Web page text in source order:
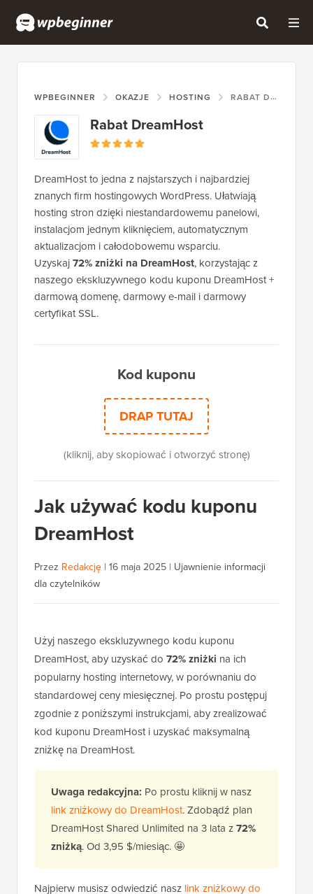
WPBEGINNER OKAZJE HOSTING RABAT DREAMHOST
Rabat DreamHost
DreamHost to jedna z najstarszych i najbardziej
znanych firm hostingowych WordPress. Ułatwiają
hosting stron dzięki niestandardowemu panelowi,
instalacjom jednym kliknięciem, automatycznym
aktualizacjom i całodobowemu wsparciu.
Uzyskaj72% zniżki na DreamHost, korzystając z
naszego ekskluzywnego kodu kuponu DreamHost +
darmową domenę, darmowy e-mail i darmowy
certyfikat SSL.
Kod kuponu
DRAP TUTAJ
(kliknij, aby skopiować i otworzyć stronę)
Jak używać kodu kuponu
DreamHost
Przez Redakcję | 16 maja 2025 | Ujawnienie informacji
dla czytelników
Użyj naszego ekskluzywnego kodu kuponu
DreamHost, aby uzyskać do 72% zniżki na ich
popularny hosting internetowy, w porównaniu do
standardowej ceny miesięcznej. Po prostu postępuj
zgodnie z poniższymi instrukcjami, aby zrealizować
kod kuponu DreamHost i uzyskać maksymalną
zniżkę na DreamHost.
Uwaga redakcyjna: Po prostu kliknij w nasz
link zniżkowy do DreamHost. Zdobądź plan
DreamHost Shared Unlimited na 3 lata z72%
zniżką. Od 3,95 $/miesiąc. 🤩
Najpierw musisz odwiedzić nasz link zniżkowy do